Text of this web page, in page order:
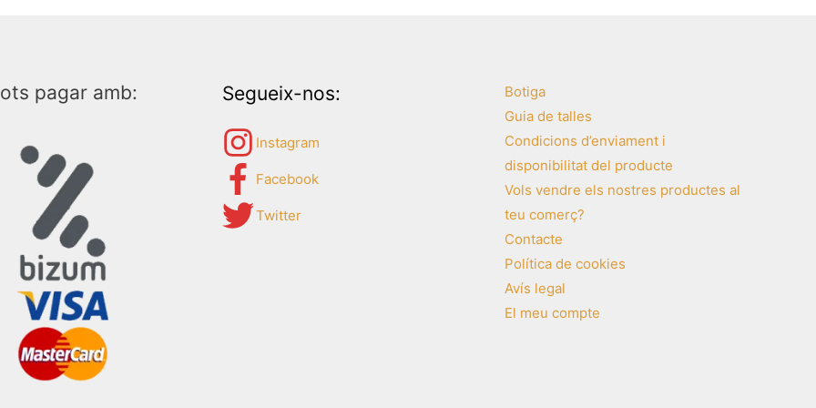
pagar amb: Segueix-nos:
Instagram
Facebook
Twitter
Botiga
Guia de talles
Condicions d’enviament i
disponibilitat del producte
Vols vendre els nostres productes al
teu comerç?
Contacte
Política de cookies
Avís legal
El meu compte